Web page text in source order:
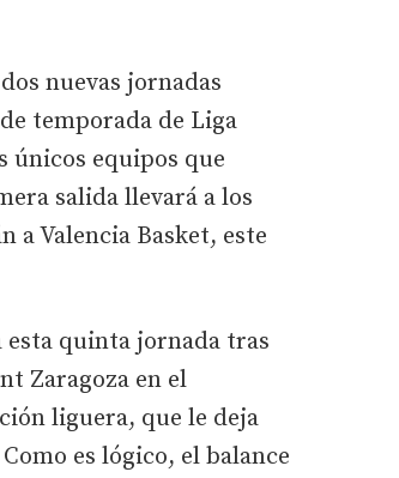
nuevas jornadas
temporada de Liga
únicos equipos que
salida llevará a los
a Valencia Basket, este
quinta jornada tras
Zaragoza en el
liguera, que le deja
es lógico, el balance